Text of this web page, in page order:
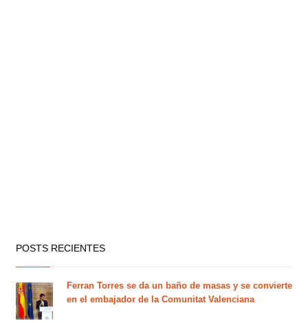
POSTS RECIENTES
Ferran Torres se da un baño de masas y se convierte
en el embajador de la Comunitat Valenciana